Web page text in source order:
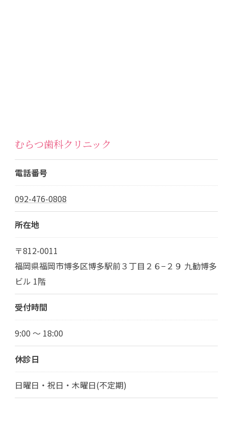
むらつ歯科クリニック
電話番号
092-476-0808
所在地
〒812-0011
福岡県福岡市博多区博多駅前３丁目２６−２９ 九勧博多
ビル 1階
受付時間
9:00 ～ 18:00
休診日
日曜日・祝日・木曜日(不定期)